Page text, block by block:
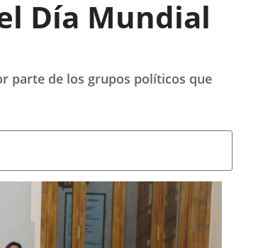
Día Mundial
parte de los grupos políticos que